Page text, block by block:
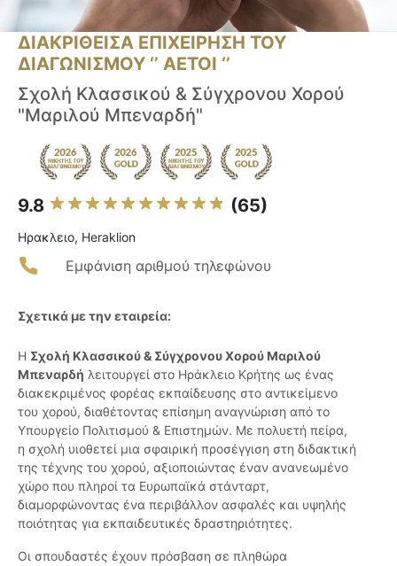
ΔΙΑΚΡΙΘΕΙΣΑ ΕΠΙΧΕΙΡΗΣΗ ΤΟΥ
ΔΙΑΓΩΝΙΣΜΟΥ ‘’ ΑΕΤΟΙ ‘’
Σχολή Κλασσικού & Σύγχρονου Χορού
"Μαριλού Μπεναρδή"
9.8 (65)
Ηρακλειο, Heraklion
Εμφάνιση αριθμού τηλεφώνου
Σχετικά με την εταιρεία:
Η Σχολή Κλασσικού & Σύγχρονου Χορού Μαριλού
Μπεναρδή λειτουργεί στο Ηράκλειο Κρήτης ως ένας
διακεκριμένος φορέας εκπαίδευσης στο αντικείμενο
του χορού, διαθέτοντας επίσημη αναγνώριση από το
Υπουργείο Πολιτισμού & Επιστημών. Με πολυετή πείρα,
η σχολή υιοθετεί μια σφαιρική προσέγγιση στη διδακτική
της τέχνης του χορού, αξιοποιώντας έναν ανανεωμένο
χώρο που πληροί τα Ευρωπαϊκά στάνταρτ,
διαμορφώνοντας ένα περιβάλλον ασφαλές και υψηλής
ποιότητας για εκπαιδευτικές δραστηριότητες.
Οι σπουδαστές έχουν πρόσβαση σε πληθώρα